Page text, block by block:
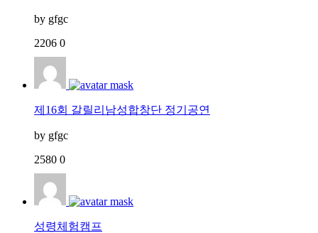
by gfgc
2206 0
제16회 갈릴리남성합창단 정기공연
by gfgc
2580 0
성령체험캠프